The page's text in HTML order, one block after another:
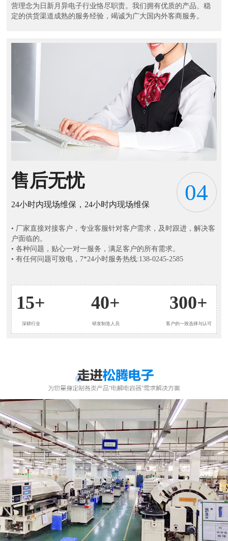
营理念为日新月异电子行业恪尽职责。我们拥有优质的产品、稳
定的供货渠道成熟的服务经验，竭诚为广大国内外客商服务。
售后无忧
24小时内现场维保，24小时内现场维保 04
• 厂家直接对接客户，专业客服针对客户需求，及时跟进，解决客
户面临的。
• 各种问题，贴心一对一服务，满足客户的所有需求。
• 有任何问题可致电，7*24小时服务热线:138-0245-2585
15+
深耕行业
40+
研发制造人员
300+
客户的一致选择与认可